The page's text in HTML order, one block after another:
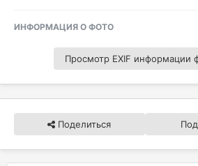
ИНФОРМАЦИЯ О ФОТО
Просмотр EXIF информации
Поделиться